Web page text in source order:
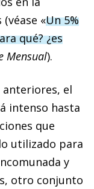
«Un 5%
qué? ¿es
Mensual).
el
intenso hasta
que
utilizado para
y
otro conjunto